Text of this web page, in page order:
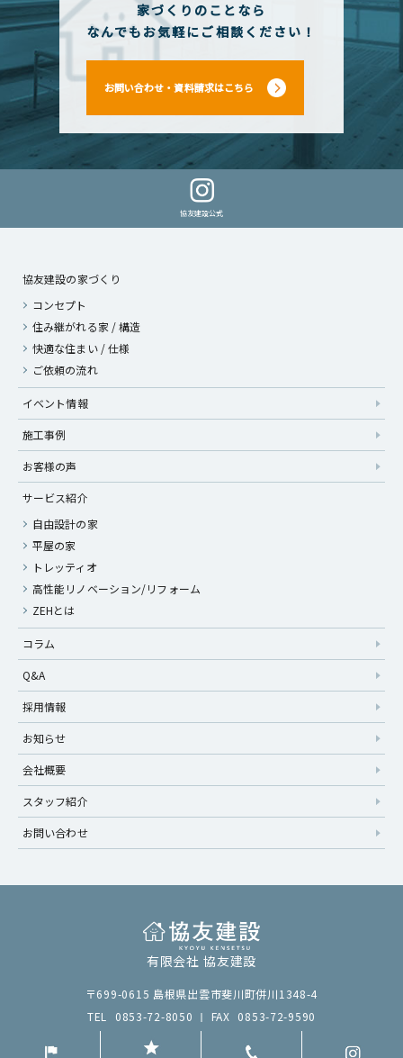
家づくりのことなら
なんでもお気軽にご相談ください！
お問い合わせ・資料請求はこちら
協友建設公式
協友建設の家づくり
コンセプト
住み継がれる家 / 構造
快適な住まい / 仕様
ご依頼の流れ
イベント情報
施工事例
お客様の声
サービス紹介
自由設計の家
平屋の家
トレッティオ
高性能リノベーション/リフォーム
ZEHとは
コラム
Q&A
採用情報
お知らせ
会社概要
スタッフ紹介
お問い合わせ
有限会社 協友建設
〒699-0615 島根県出雲市斐川町併川1348-4
TEL
0853-72-8050 FAX 0853-72-9590